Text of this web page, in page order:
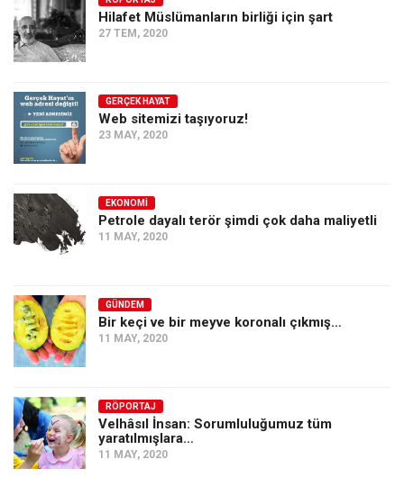
Ekonomi
Spor
Sağlık
Gıda-Beslenme
Türkiye
Siyaset
Dünya
Asya
Amerika
Avustralya
Tarih
Hilafet Müslümanların birliği için şart
27 TEM, 2020
GERÇEK HAYAT
Web sitemizi taşıyoruz!
23 MAY, 2020
EKONOMI
Petrole dayalı terör şimdi çok daha maliyetli
11 MAY, 2020
GÜNDEM
Bir keçi ve bir meyve koronalı çıkmış…
11 MAY, 2020
RÖPORTAJ
Velhâsıl İnsan: Sorumluluğumuz tüm
yaratılmışlara…
11 MAY, 2020